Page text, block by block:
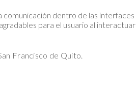
dentro de las interfaces
para el usuario al interactuar
Francisco de Quito.